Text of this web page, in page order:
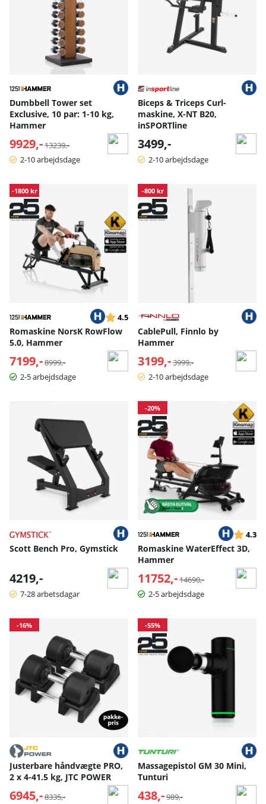
Dumbbell Tower set
Exclusive, 10 par: 1-10 kg,
Hammer
9929,- Normalpris:
13239,-
2-10 arbejdsdage
Biceps & Triceps Curl-
maskine, X-NT B20,
inSPORTline
3499,-
2-10 arbejdsdage
-1800 kr
Vurdering:
4.5 ud af 5 stjerner
Romaskine NorsK RowFlow
5.0, Hammer
7199,- Normalpris:
8999,-
2-5 arbejdsdage
-800 kr
CablePull, Finnlo by
Hammer
3199,- Normalpris:
3999,-
2-10 arbejdsdage
Scott Bench Pro, Gymstick
4219,-
7-28 arbetsdagar
-20%
4.3
Romaskine WaterEffect 3D,
Hammer
11752,- Normalpris:
14690,-
2-5 arbejdsdage
-16%
Justerbare håndvægte PRO,
2 x 4-41.5 kg, JTC POWER
6945,- Normalpris:
8335,-
-55%
Massagepistol GM 30 Mini,
Tunturi
438,- Normalpris:
989,-